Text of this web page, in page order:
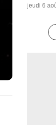
jeudi 6